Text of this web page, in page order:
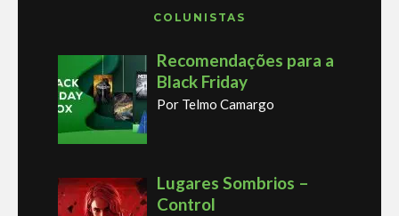
COLUNISTAS
Recomendações para a
Black Friday
Por Telmo Camargo
Lugares Sombrios –
Control